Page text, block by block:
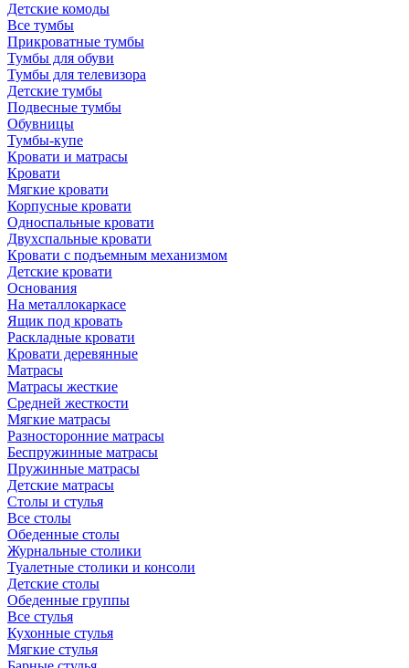
Детские комоды
Все тумбы
Прикроватные тумбы
Тумбы для обуви
Тумбы для телевизора
Детские тумбы
Подвесные тумбы
Обувницы
Тумбы-купе
Кровати и матрасы
Кровати
Мягкие кровати
Корпусные кровати
Односпальные кровати
Двухспальные кровати
Кровати с подъемным механизмом
Детские кровати
Основания
На металлокаркасе
Ящик под кровать
Раскладные кровати
Кровати деревянные
Матрасы
Матрасы жесткие
Средней жесткости
Мягкие матрасы
Разносторонние матрасы
Беспружинные матрасы
Пружинные матрасы
Детские матрасы
Столы и стулья
Все столы
Обеденные столы
Журнальные столики
Туалетные столики и консоли
Детские столы
Обеденные группы
Все стулья
Кухонные стулья
Мягкие стулья